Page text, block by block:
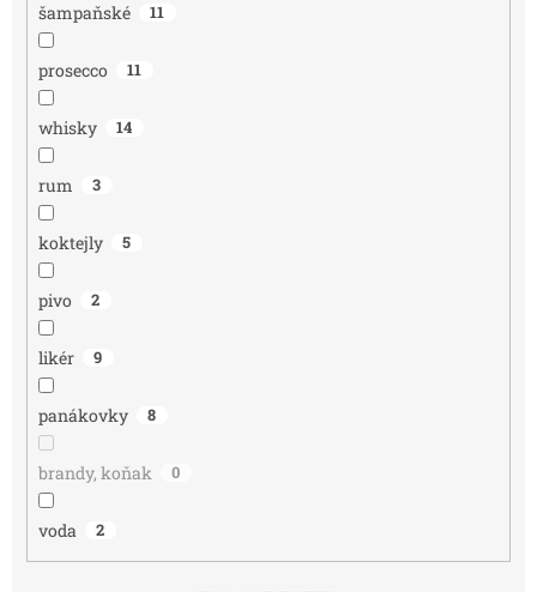
šampaňské 11
prosecco 11
whisky 14
rum 3
koktejly 5
pivo 2
likér 9
panákovky 8
brandy, koňak 0
voda 2